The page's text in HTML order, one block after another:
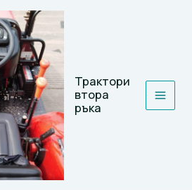
Трактори
втора
ръка